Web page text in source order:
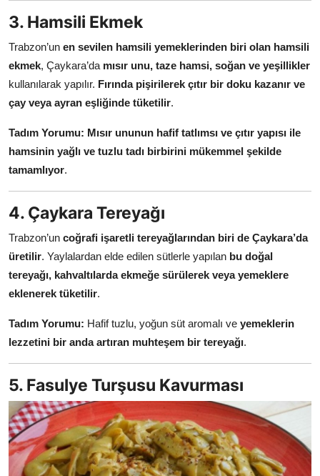
3. Hamsili Ekmek
Trabzon’un en sevilen hamsili yemeklerinden biri olan hamsili
ekmek, Çaykara’da mısır unu, taze hamsi, soğan ve yeşillikler
kullanılarak yapılır. Fırında pişirilerek çıtır bir doku kazanır ve
çay veya ayran eşliğinde tüketilir.
Tadım Yorumu: Mısır ununun hafif tatlımsı ve çıtır yapısı ile
hamsinin yağlı ve tuzlu tadı birbirini mükemmel şekilde
tamamlıyor.
4. Çaykara Tereyağı
Trabzon’un coğrafi işaretli tereyağlarından biri de Çaykara’da
üretilir. Yaylalardan elde edilen sütlerle yapılan bu doğal
tereyağı, kahvaltılarda ekmeğe sürülerek veya yemeklere
eklenerek tüketilir.
Tadım Yorumu: Hafif tuzlu, yoğun süt aromalı ve yemeklerin
lezzetini bir anda artıran muhteşem bir tereyağı.
5. Fasulye Turşusu Kavurması